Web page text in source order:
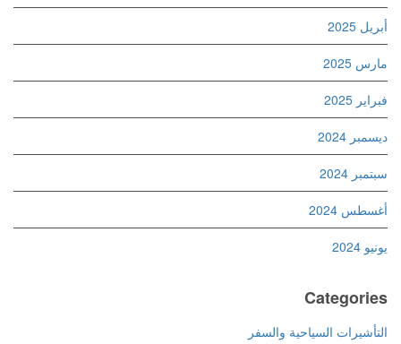
أبريل 2025
مارس 2025
فبراير 2025
ديسمبر 2024
سبتمبر 2024
أغسطس 2024
يونيو 2024
Categories
التأشيرات السياحية والسفر